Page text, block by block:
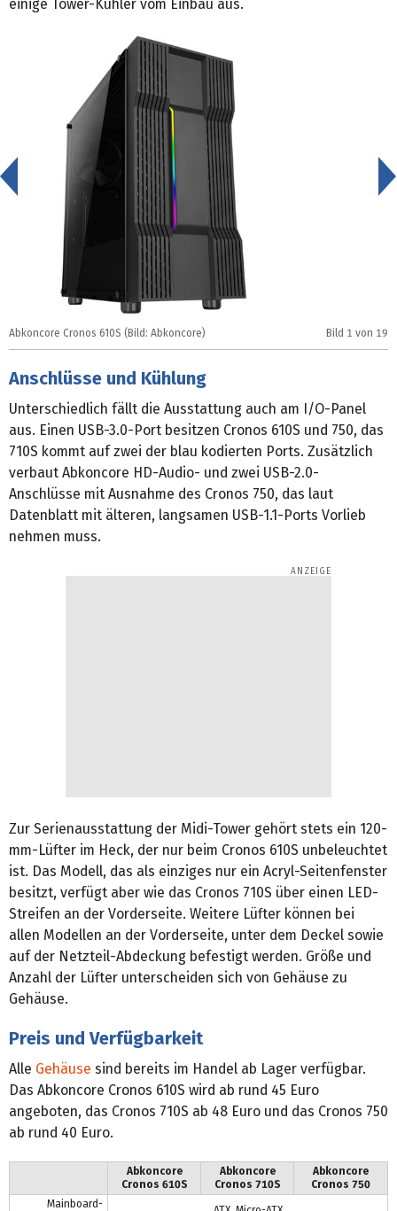
einige Tower-Kühler vom Einbau aus.
Abkoncore Cronos 610S (Bild: Abkoncore) Bild 1 von 19
<
Anschlüsse und Kühlung
Unterschiedlich fällt die Ausstattung auch am I/O-Panel
aus. Einen USB-3.0-Port besitzen Cronos 610S und 750, das
710S kommt auf zwei der blau kodierten Ports. Zusätzlich
verbaut Abkoncore HD-Audio- und zwei USB-2.0-
Anschlüsse mit Ausnahme des Cronos 750, das laut
Datenblatt mit älteren, langsamen USB-1.1-Ports Vorlieb
nehmen muss.
Zur Serienausstattung der Midi-Tower gehört stets ein 120-
mm-Lüfter im Heck, der nur beim Cronos 610S unbeleuchtet
ist. Das Modell, das als einziges nur ein Acryl-Seitenfenster
besitzt, verfügt aber wie das Cronos 710S über einen LED-
Streifen an der Vorderseite. Weitere Lüfter können bei
allen Modellen an der Vorderseite, unter dem Deckel sowie
auf der Netzteil-Abdeckung befestigt werden. Größe und
Anzahl der Lüfter unterscheiden sich von Gehäuse zu
Gehäuse.
Preis und Verfügbarkeit
Alle Gehäuse sind bereits im Handel ab Lager verfügbar.
Das Abkoncore Cronos 610S wird ab rund 45 Euro
angeboten, das Cronos 710S ab 48 Euro und das Cronos 750
ab rund 40 Euro.
Abkoncore
Cronos 610S
Abkoncore
Cronos 710S
Abkoncore
Cronos 750
Mainboard-